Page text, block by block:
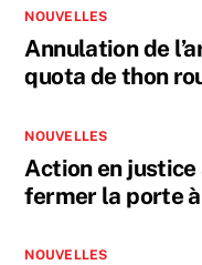
NOUVELLES
Annulation de
quota de thon
NOUVELLES
Action en
fermer la porte
NOUVELLES